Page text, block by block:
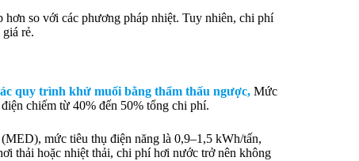
so với các phương pháp nhiệt. Tuy nhiên, chi phí
rẻ.
quy trình khử muối bằng thẩm thấu ngược, Mức
chiếm từ 40% đến 50% tổng chi phí.
mức tiêu thụ điện năng là 0,9–1,5 kWh/tấn,
thải hoặc nhiệt thải, chi phí hơi nước trở nên không